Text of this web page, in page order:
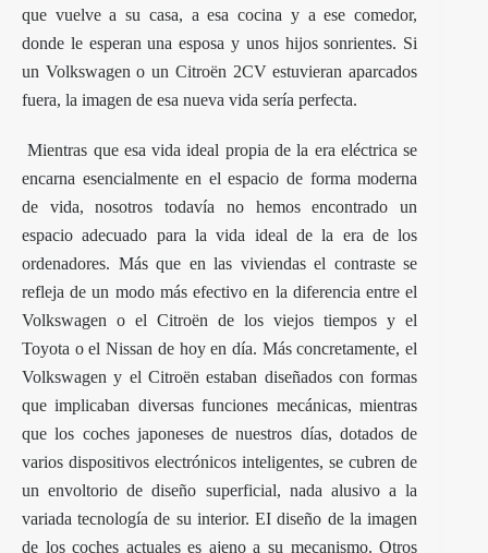
que vuelve a su casa, a esa cocina y a ese comedor,
donde le esperan una esposa y unos hijos sonrientes. Si
un Volkswagen o un Citroën 2CV estuvieran aparcados
fuera, la imagen de esa nueva vida sería perfecta.
Mientras que esa vida ideal propia de la era eléctrica se
encarna esencialmente en el espacio de forma moderna
de vida, nosotros todavía no hemos encontrado un
espacio adecuado para la vida ideal de la era de los
ordenadores. Más que en las viviendas el contraste se
refleja de un modo más efectivo en la diferencia entre el
Volkswagen o el Citroën de los viejos tiempos y el
Toyota o el Nissan de hoy en día. Más concretamente, el
Volkswagen y el Citroën estaban diseñados con formas
que implicaban diversas funciones mecánicas, mientras
que los coches japoneses de nuestros días, dotados de
varios dispositivos electrónicos inteligentes, se cubren de
un envoltorio de diseño superficial, nada alusivo a la
variada tecnología de su interior. EI diseño de la imagen
de los coches actuales es ajeno a su mecanismo. Otros